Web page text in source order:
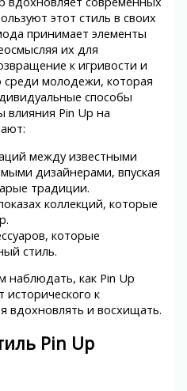
этот стиль в своих
принимает элементы
их для
к игривости и
среди молодежи, которая
способы
Pin Up на
между известными
дизайнерами, впуская
традиции.
коллекций, которые
которые
стиль.
как Pin Up
к
вдохновлять и восхищать.
Pin Up